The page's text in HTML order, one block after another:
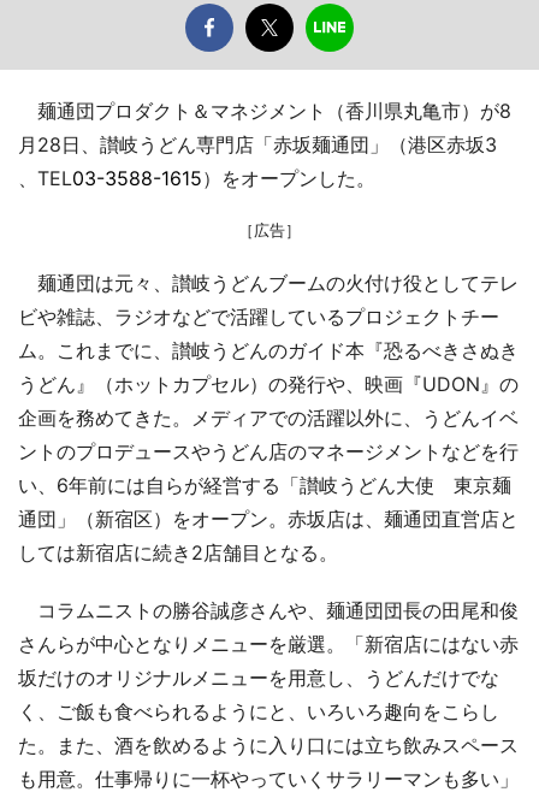
麺通団プロダクト＆マネジメント（香川県丸亀市）が8
月28日、讃岐うどん専門店「赤坂麺通団」（港区赤坂3
、TEL03-3588-1615）をオープンした。
［広告］
麺通団は元々、讃岐うどんブームの火付け役としてテレ
ビや雑誌、ラジオなどで活躍しているプロジェクトチー
ム。これまでに、讃岐うどんのガイド本『恐るべきさぬき
うどん』（ホットカプセル）の発行や、映画『UDON』の
企画を務めてきた。メディアでの活躍以外に、うどんイベ
ントのプロデュースやうどん店のマネージメントなどを行
い、6年前には自らが経営する「讃岐うどん大使 東京麺
通団」（新宿区）をオープン。赤坂店は、麺通団直営店と
しては新宿店に続き2店舗目となる。
コラムニストの勝谷誠彦さんや、麺通団団長の田尾和俊
さんらが中心となりメニューを厳選。「新宿店にはない赤
坂だけのオリジナルメニューを用意し、うどんだけでな
く、ご飯も食べられるようにと、いろいろ趣向をこらし
た。また、酒を飲めるように入り口には立ち飲みスペース
も用意。仕事帰りに一杯やっていくサラリーマンも多い」